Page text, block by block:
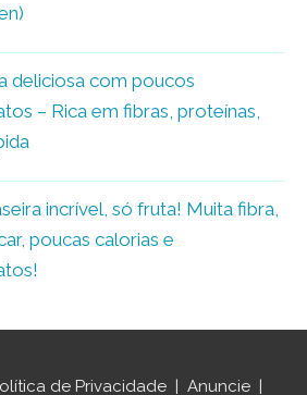
deliciosa com poucos
– Rica em fibras, proteínas,
incrível, só fruta! Muita fibra,
poucas calorias e
de Privacidade | Anuncie |